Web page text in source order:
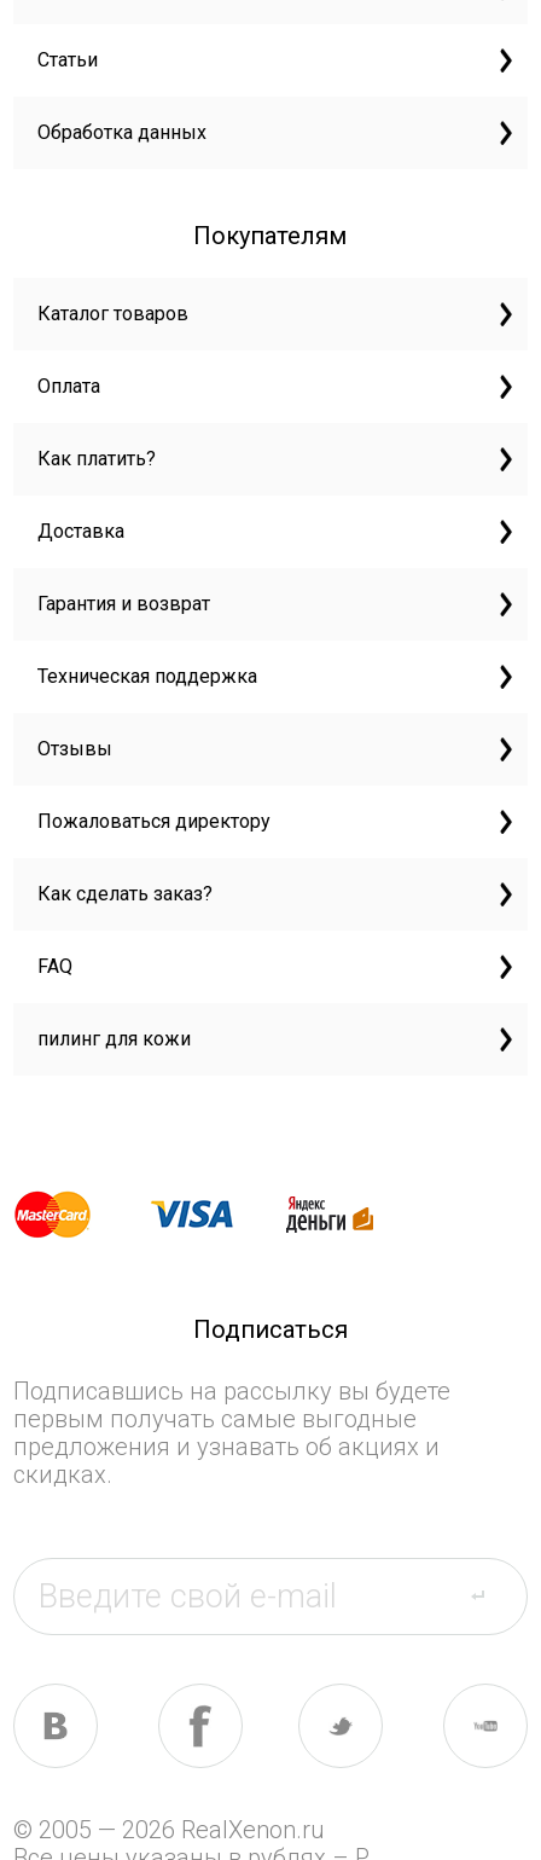
Статьи
Обработка данных
Покупателям
Каталог товаров
Оплата
Как платить?
Доставка
Гарантия и возврат
Техническая поддержка
Отзывы
Пожаловаться директору
Как сделать заказ?
FAQ
пилинг для кожи
Подписаться
Подписавшись на рассылку вы будете
первым получать самые выгодные
предложения и узнавать об акциях и
скидках.
© 2005 — 2026 RealXenon.ru